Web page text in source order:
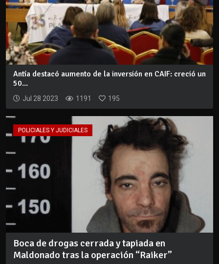
Antía destacó aumento de la inversión en CAIF: creció un
50...
Jul 28 2023 1191 195
POLICIALES Y JUDICIALES
Boca de drogas cerrada y tapiada en
Maldonado tras la operación “Raiker”